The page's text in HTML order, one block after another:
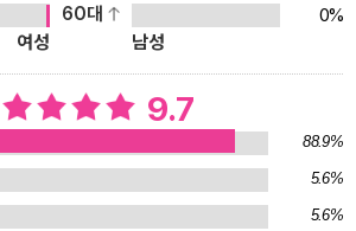
밥 한 그릇에 생태계가 보여요》를 보면 잘 나
생태계에 사는 생물들을 ‘논 친구’라고 말한
아꼈기 때문에 붙여진 이름이다. 진혁이는
알과 도롱뇽 알이 다칠까 봐 논 가장자리로
땐 비바람에 논 친구들이 떠내려갈까 봐 걱정
과 함께 벼농사를 짓는 과정 속에서 생태계
60대
0%
여성
남성
9.7
88.9%
5.6%
5.6%